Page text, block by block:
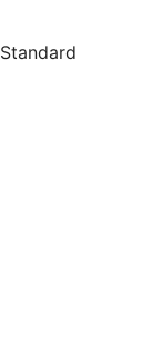
Standard